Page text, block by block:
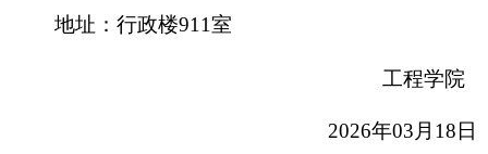
地址：行政楼911室
工程学院
2026年03 月 18 日